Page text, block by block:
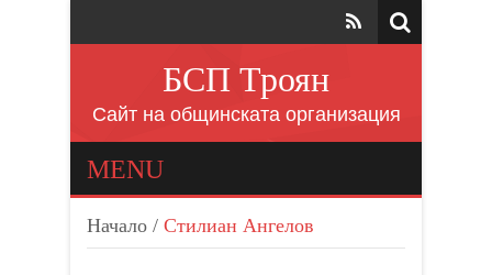
БСП Троян
Сайт на общинската организация
MENU
Начало / Стилиан Ангелов